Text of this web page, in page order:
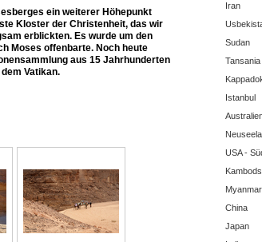
ein weiterer Höhepunkt
Kloster der Christenheit, das wir
erblickten. Es wurde um den
Moses offenbarte. Noch heute
aus 15 Jahrhunderten
Vatikan.
Iran
Sudan
Tansania
Istanbul
USA -
Myanmar
China
Japan